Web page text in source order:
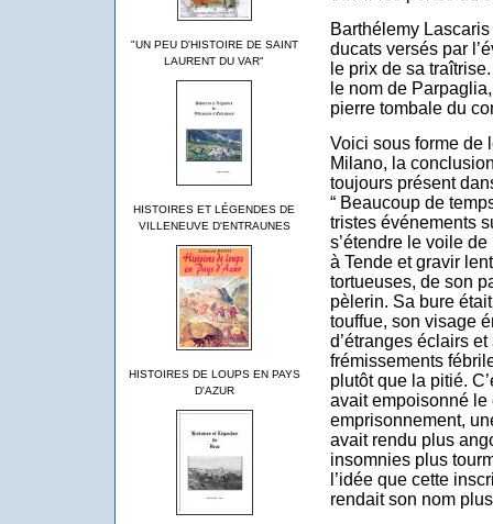
"UN PEU D'HISTOIRE DE SAINT
LAURENT DU VAR"
HISTOIRES ET LÉGENDES DE
VILLENEUVE D'ENTRAUNES
HISTOIRES DE LOUPS EN PAYS
D'AZUR
Barthélemy
ducats versés par
le prix de sa
le nom de
pierre tombale du
Voici sous forme de
Milano, la
toujours présent
“ Beaucoup de
tristes événements
s’étendre le voile
à Tende et gravir
tortueuses, de son
pèlerin. Sa bure
touffue, son visage
d’étranges éclairs
frémissements
plutôt que la pitié.
avait empoisonné le
emprisonnement,
avait rendu plus
insomnies plus
l’idée que cette
rendait son nom